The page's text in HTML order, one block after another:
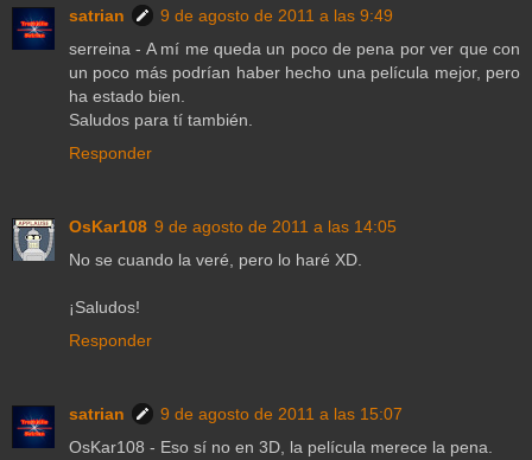
satrian
9 de agosto de 2011 a las 9:49
serreina - A mí me queda un poco de pena por ver que con
un poco más podrían haber hecho una película mejor, pero
ha estado bien.
Saludos para tí también.
Responder
OsKar108 9 de agosto de 2011 a las 14:05
No se cuando la veré, pero lo haré XD.
¡Saludos!
Responder
satrian
9 de agosto de 2011 a las 15:07
OsKar108 - Eso sí no en 3D, la película merece la pena.